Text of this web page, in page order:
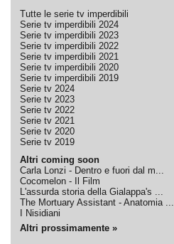
Tutte le serie tv imperdibili
Serie tv imperdibili 2024
Serie tv imperdibili 2023
Serie tv imperdibili 2022
Serie tv imperdibili 2021
Serie tv imperdibili 2020
Serie tv imperdibili 2019
Serie tv 2024
Serie tv 2023
Serie tv 2022
Serie tv 2021
Serie tv 2020
Serie tv 2019
Altri coming soon
Carla Lonzi - Dentro e fuori dal m...
Cocomelon - Il Film
L'assurda storia della Gialappa's ...
The Mortuary Assistant - Anatomia ...
I Nisidiani
Altri prossimamente »